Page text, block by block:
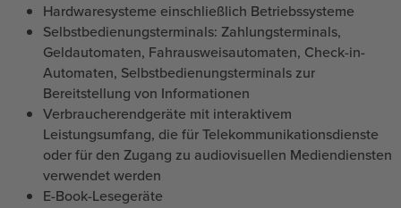
Hardwaresysteme einschließlich Betriebssysteme
Selbstbedienungsterminals: Zahlungsterminals,
Geldautomaten, Fahrausweisautomaten, Check-in-
Automaten, Selbstbedienungsterminals zur
Bereitstellung von Informationen
Verbraucherendgeräte mit interaktivem
Leistungsumfang, die für Telekommunikationsdienste
oder für den Zugang zu audiovisuellen Mediendiensten
verwendet werden
E-Book-Lesegeräte